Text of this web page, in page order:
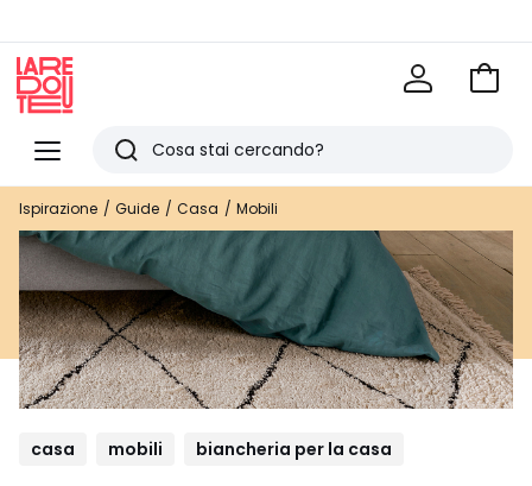
Menu
Redoute
Ricerca
Ultimi
articoli
visti
Vai
Ispirazione Guide Casa Mobili
casa mobili biancheria per la casa